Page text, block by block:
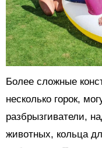
Более сложные
несколько горок,
разбрызгиватели,
животных, кольца